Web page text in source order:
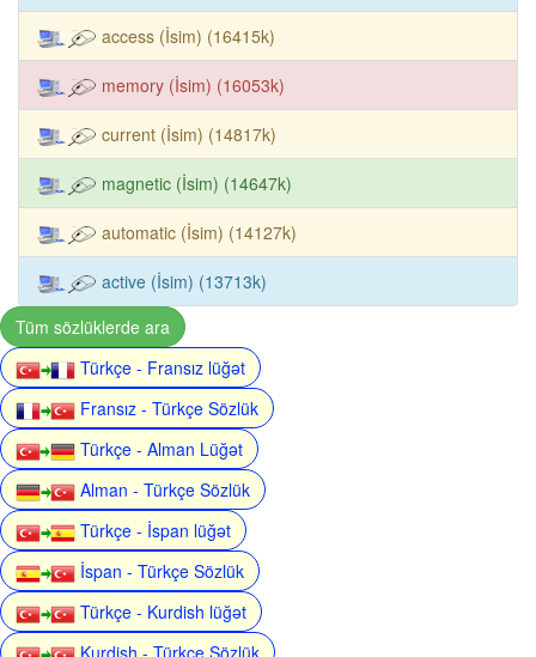
access (İsim) (16415k)
memory (İsim) (16053k)
current (İsim) (14817k)
magnetic (İsim) (14647k)
automatic (İsim) (14127k)
active (İsim) (13713k)
Tüm sözlüklerde ara
Türkçe - Fransız lüğət
Fransız - Türkçe Sözlük
Türkçe - Alman Lüğət
Alman - Türkçe Sözlük
Türkçe - İspan lüğət
İspan - Türkçe Sözlük
Türkçe - Kurdish lüğət
Kurdish - Türkçe Sözlük